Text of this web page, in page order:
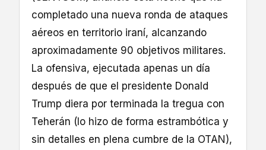
completado una nueva ronda de ataques
aéreos en territorio iraní, alcanzando
aproximadamente 90 objetivos militares.
La ofensiva, ejecutada apenas un día
después de que el presidente Donald
Trump diera por terminada la tregua con
Teherán (lo hizo de forma estrambótica y
sin detalles en plena cumbre de la OTAN),